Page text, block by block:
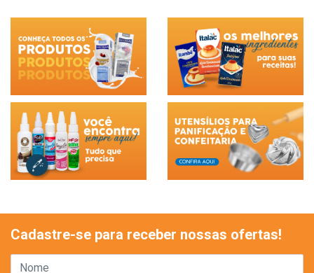
Cadastre-se para receber nossas ofertas!